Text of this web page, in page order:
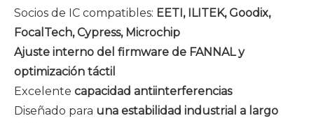
Socios de IC compatibles: EETI, ILITEK, Goodix,
FocalTech, Cypress, Microchip
Ajuste interno del firmware de FANNAL y
optimización táctil
Excelente capacidad antiinterferencias
Diseñado para una estabilidad industrial a largo